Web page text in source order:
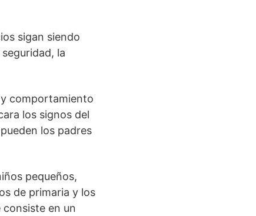
sigan siendo
la
comportamiento
los signos del
los padres
pequeños,
de primaria y los
en un